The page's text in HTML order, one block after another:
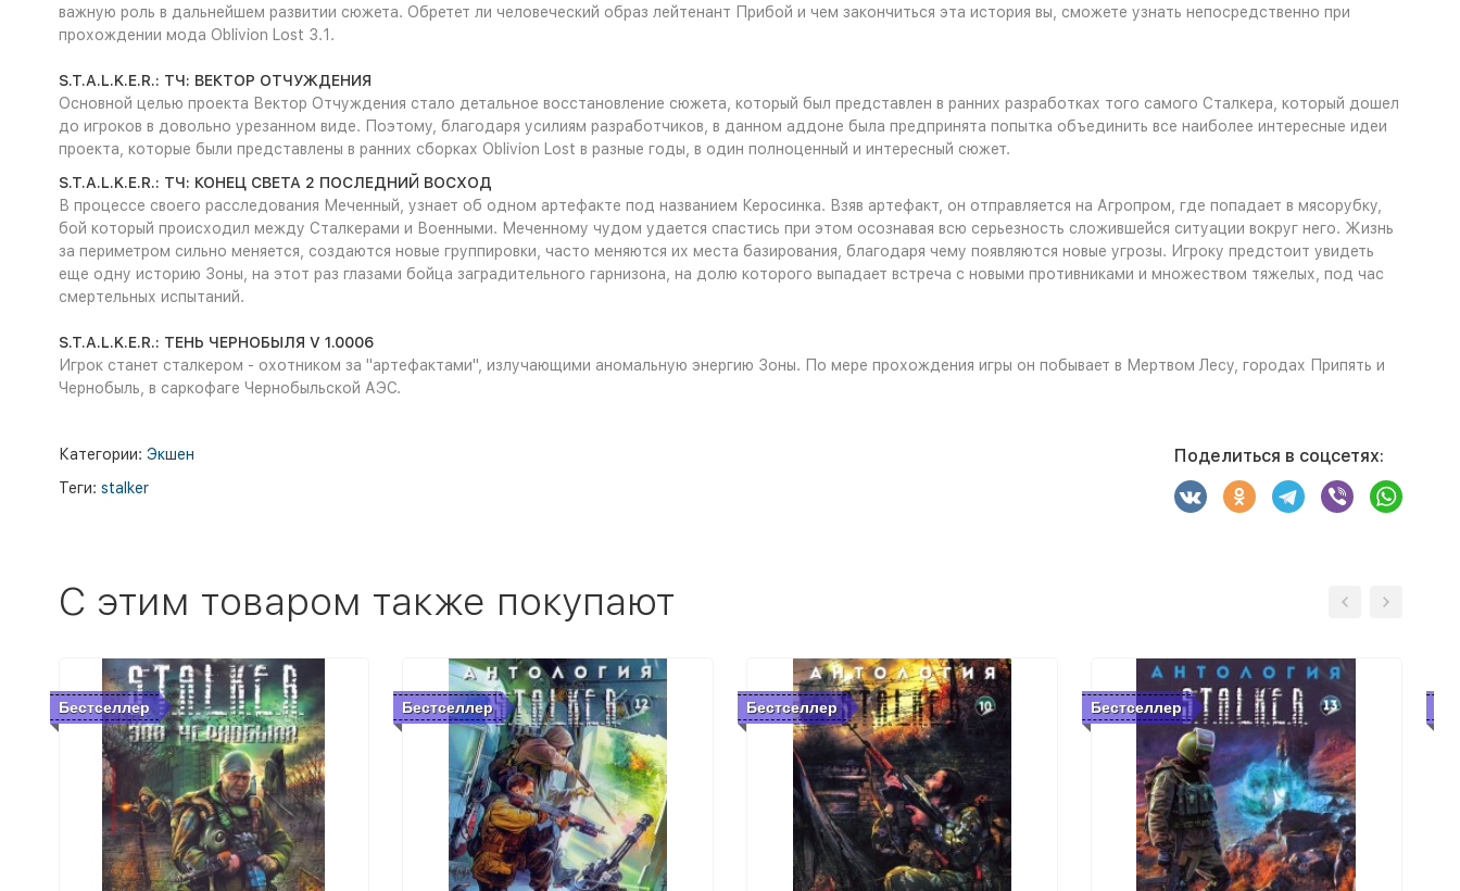
важную роль в дальнейшем развитии сюжета. Обретет ли человеческий образ лейтенант Прибой и чем закончиться эта история вы, сможете узнать непосредственно при
прохождении мода Oblivion Lost 3.1.
S.T.A.L.K.E.R.: ТЧ: ВЕКТОР ОТЧУЖДЕНИЯ
Основной целью проекта Вектор Отчуждения стало детальное восстановление сюжета, который был представлен в ранних разработках того самого Сталкера, который дошел
до игроков в довольно урезанном виде. Поэтому, благодаря усилиям разработчиков, в данном аддоне была предпринята попытка объединить все наиболее интересные идеи
проекта, которые были представлены в ранних сборках Oblivion Lost в разные годы, в один полноценный и интересный сюжет.
S.T.A.L.K.E.R.: ТЧ: КОНЕЦ СВЕТА 2 ПОСЛЕДНИЙ ВОСХОД
В процессе своего расследования Меченный, узнает об одном артефакте под названием Керосинка. Взяв артефакт, он отправляется на Агропром, где попадает в мясорубку,
бой который происходил между Сталкерами и Военными. Меченному чудом удается спастись при этом осознавая всю серьезность сложившейся ситуации вокруг него. Жизнь
за периметром сильно меняется, создаются новые группировки, часто меняются их места базирования, благодаря чему появляются новые угрозы. Игроку предстоит увидеть
еще одну историю Зоны, на этот раз глазами бойца заградительного гарнизона, на долю которого выпадает встреча с новыми противниками и множеством тяжелых, под час
смертельных испытаний.
S.T.A.L.K.E.R.: ТЕНЬ ЧЕРНОБЫЛЯ V 1.0006
Игрок станет сталкером - охотником за "артефактами", излучающими аномальную энергию Зоны. По мере прохождения игры он побывает в Мертвом Лесу, городах Припять и
Чернобыль, в саркофаге Чернобыльской АЭС.
Категории: Экшен
Теги: stalker
Поделиться в соцсетях:
C этим товаром также покупают
Бестселлер Бестселлер Бестселлер Бестселлер